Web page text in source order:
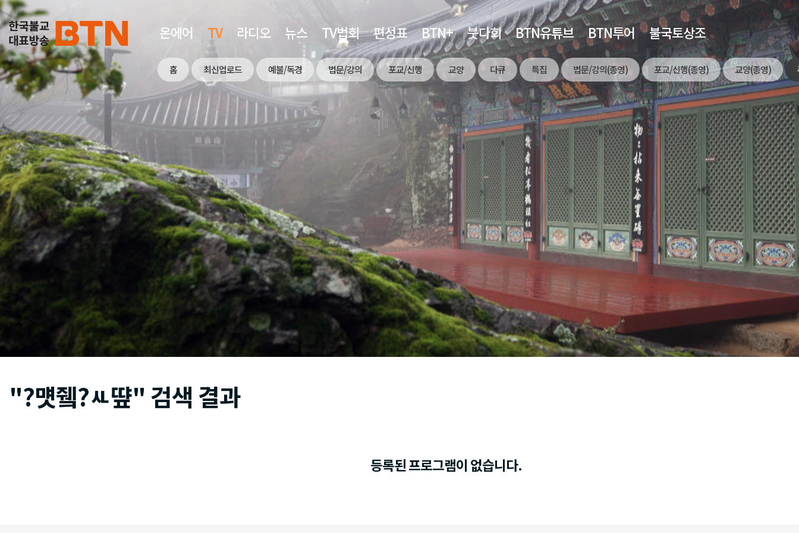
온에어 TV 라디오 뉴스 TV법회 편성표 BTN+ 붓다회 BTN유튜브 BTN투어 불국토상조
홈 최신업로드 예불/독경 법문/강의 포교/신행 교양 다큐 특집 법문/강의(종영) 포교/신행(종영) 교양(종영)
"?먯쥌?ㅻ떂" 검색 결과
등록된 프로그램이 없습니다.